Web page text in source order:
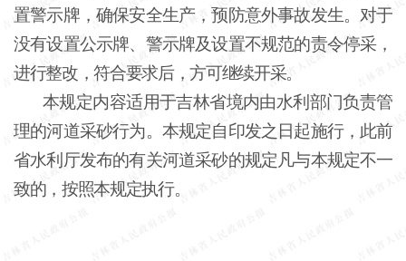
置警示牌，确保安全生产，预防意外事故发生。对于
没有设置公示牌、警示牌及设置不规范的责令停采，
进行整改，符合要求后，方可继续开采。
本规定内容适用于吉林省境内由水利部门负责管
理的河道采砂行为。本规定自印发之日起施行，此前
省水利厅发布的有关河道采砂的规定凡与本规定不一
致的，按照本规定执行。